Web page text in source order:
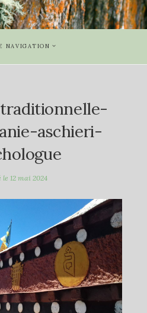
NAVIGATION
aschieri-
le 12 mai 2024